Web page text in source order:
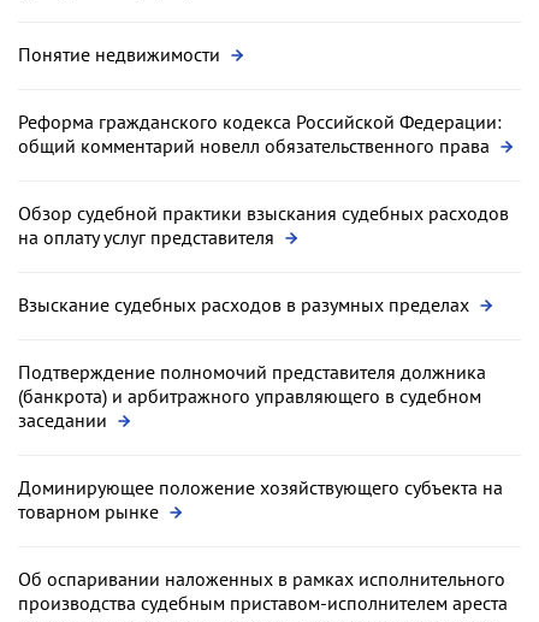
Понятие недвижимости
Реформа гражданского кодекса Российской Федерации:
общий комментарий новелл обязательственного права
Обзор судебной практики взыскания судебных расходов
на оплату услуг представителя
Взыскание судебных расходов в разумных пределах
Подтверждение полномочий представителя должника
(банкрота) и арбитражного управляющего в судебном
заседании
Доминирующее положение хозяйствующего субъекта на
товарном рынке
Об оспаривании наложенных в рамках исполнительного
производства судебным приставом-исполнителем ареста